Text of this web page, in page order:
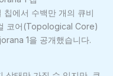
에서 수백만 개의 큐비
코어(Topological Core)
1을 공개했습니다.